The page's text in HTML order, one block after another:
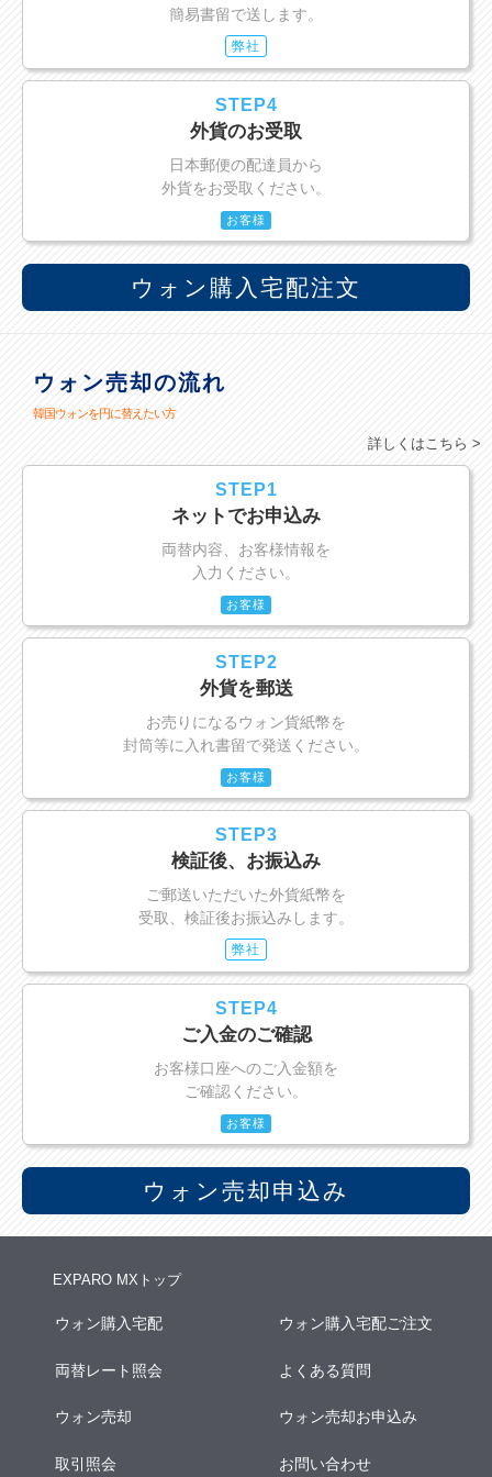
簡易書留で送します。
弊社
STEP4
外貨のお受取
日本郵便の配達員から
外貨をお受取ください。
お客様
ウォン購入宅配注文
ウォン売却の流れ
韓国ウォンを円に替えたい方
詳しくはこちら >
STEP1
ネットでお申込み
両替内容、お客様情報を
入力ください。
お客様
STEP2
外貨を郵送
お売りになるウォン貨紙幣を
封筒等に入れ書留で発送ください。
お客様
STEP3
検証後、お振込み
ご郵送いただいた外貨紙幣を
受取、検証後お振込みします。
弊社
STEP4
ご入金のご確認
お客様口座へのご入金額を
ご確認ください。
お客様
ウォン売却申込み
EXPARO MXトップ
ウォン購入宅配 ウォン購入宅配ご注文
両替レート照会 よくある質問
ウォン売却 ウォン売却お申込み
取引照会 お問い合わせ